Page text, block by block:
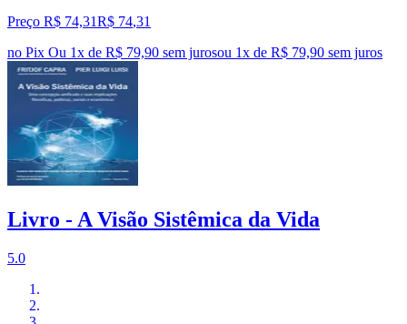
Preço R$ 74,31R$ 74,31
no Pix Ou 1x de R$ 79,90 sem jurosou 1x de R$ 79,90 sem juros
Livro - A Visão Sistêmica da Vida
5.0